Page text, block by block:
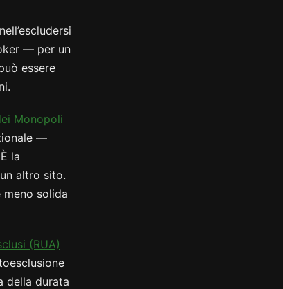
— per un
essere
Monopoli
—
la
altro sito.
meno solida
(RUA)
della durata